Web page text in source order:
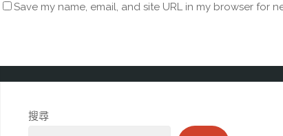
Save my name, email, and site URL in my browser for
搜尋